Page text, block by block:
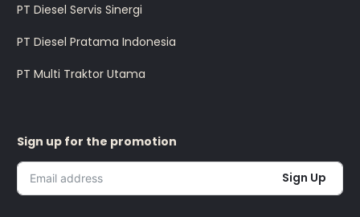
PT Diesel Servis Sinergi
PT Diesel Pratama Indonesia
PT Multi Traktor Utama
Sign up for the promotion
Sign Up